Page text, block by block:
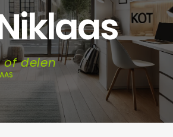
of delen